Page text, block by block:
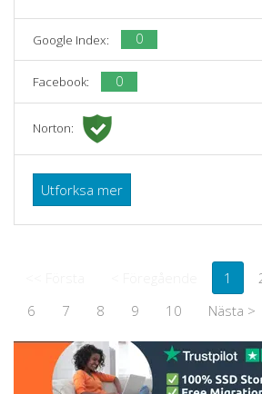
Google Index: 0
Facebook: 0
Norton:
Utforksa mer
1
6
7 8 9 10 Nästa >